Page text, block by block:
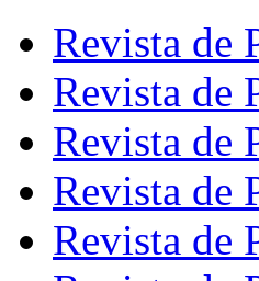
Revista de
Revista de
Revista de
Revista de
Revista de